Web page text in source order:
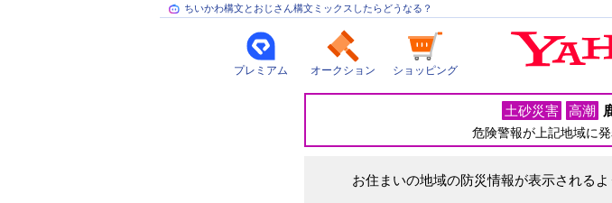
ちいかわ構文とおじさん構文ミックスしたらどうなる？
プレミアム オークション ショッピング
災
土砂災害 高潮
危険警報が上記地域に発
お住まいの地域の防災情報が表示されるよ